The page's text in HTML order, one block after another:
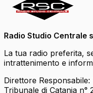
Radio Studio Centrale
La tua radio preferita,
intrattenimento e
Direttore
Tribunale di Catania n°